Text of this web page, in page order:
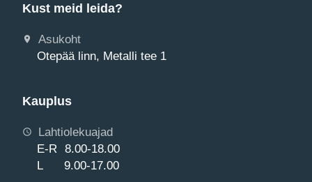
Kust meid leida?
Asukoht
Otepää linn, Metalli tee 1
Kauplus
Lahtiolekuajad
E-R 8.00-18.00
L 9.00-17.00